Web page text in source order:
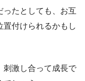
ったとしても、お互
置付けられるかもし
刺激し合って成長で